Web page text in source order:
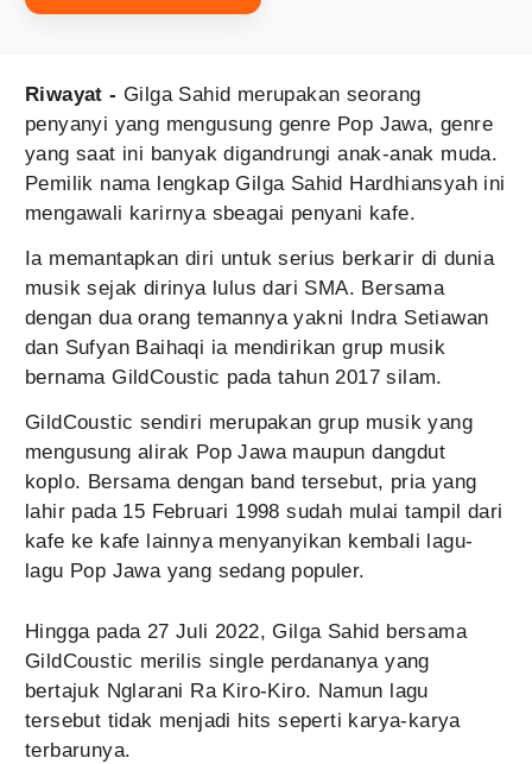
Riwayat - Gilga Sahid merupakan seorang
penyanyi yang mengusung genre Pop Jawa, genre
yang saat ini banyak digandrungi anak-anak muda.
Pemilik nama lengkap Gilga Sahid Hardhiansyah ini
mengawali karirnya sbeagai penyani kafe.
Ia memantapkan diri untuk serius berkarir di dunia
musik sejak dirinya lulus dari SMA. Bersama
dengan dua orang temannya yakni Indra Setiawan
dan Sufyan Baihaqi ia mendirikan grup musik
bernama GildCoustic pada tahun 2017 silam.
GildCoustic sendiri merupakan grup musik yang
mengusung alirak Pop Jawa maupun dangdut
koplo. Bersama dengan band tersebut, pria yang
lahir pada 15 Februari 1998 sudah mulai tampil dari
kafe ke kafe lainnya menyanyikan kembali lagu-
lagu Pop Jawa yang sedang populer.
Hingga pada 27 Juli 2022, Gilga Sahid bersama
GildCoustic merilis single perdananya yang
bertajuk Nglarani Ra Kiro-Kiro. Namun lagu
tersebut tidak menjadi hits seperti karya-karya
terbarunya.